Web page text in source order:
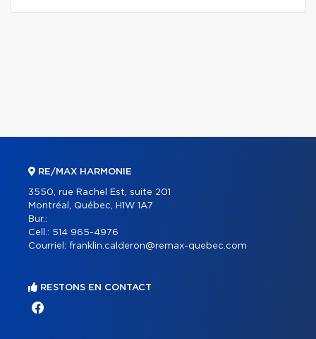
RE/MAX HARMONIE
3550, rue Rachel Est, suite 201
Montréal, Québec, H1W 1A7
Bur.:
Cell.: 514 965-4976
Courriel: franklin.calderon@remax-quebec.com
RESTONS EN CONTACT